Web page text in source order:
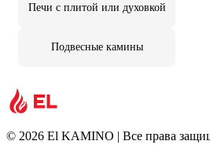
Печи с плитой или духовкой
Подвесные камины
© 2026 El KAMINO | Все права